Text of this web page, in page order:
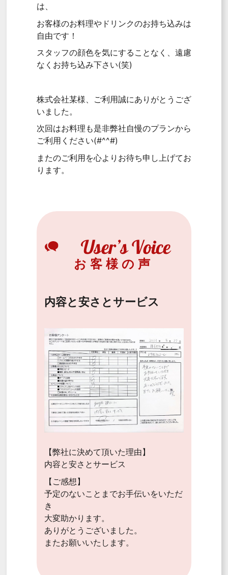
は、
お客様のお料理やドリンクのお持ち込みは
自由です！
スタッフの顔色を気にすることなく、遠慮
なくお持ち込み下さい(笑)
株式会社某様、ご利用誠にありがとうござ
いました。
次回はお料理も是非弊社自慢のプランから
ご利用ください(#^^#)
またのご利用を心よりお待ち申し上げてお
ります。
お客様の声
内容と安さとサービス
【弊社に決めて頂いた理由】
内容と安さとサービス
【ご感想】
予定のないことまでお手伝いをいただ
き
大変助かります。
ありがとうございました。
またお願いいたします。